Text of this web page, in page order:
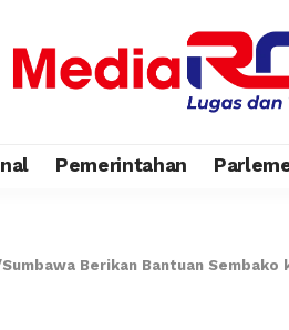
Pemerintahan
Sumbawa Berikan Bantuan